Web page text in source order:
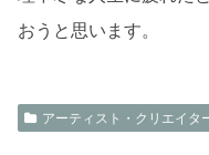
おうと思います。
アーティスト・クリエイタ